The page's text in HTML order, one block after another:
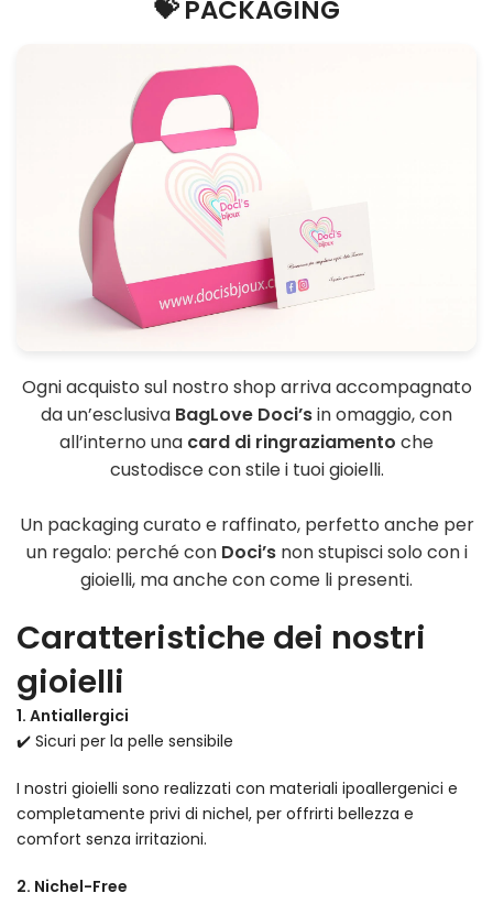
💝 PACKAGING
Ogni acquisto sul nostro shop arriva accompagnato
da un’esclusiva BagLove Doci’sin omaggio, con
all’interno una card di ringraziamento che
custodisce con stile i tuoi gioielli.
Un packaging curato e raffinato, perfetto anche per
un regalo: perché con Doci’snon stupisci solo con i
gioielli, ma anche con come li presenti.
Caratteristiche dei nostri
gioielli
1. Antiallergici
✔️ Sicuri per la pelle sensibile
I nostri gioielli sono realizzati con materiali ipoallergenici e
completamente privi di nichel, per offrirti bellezza e
comfort senza irritazioni.
2. Nichel-Free